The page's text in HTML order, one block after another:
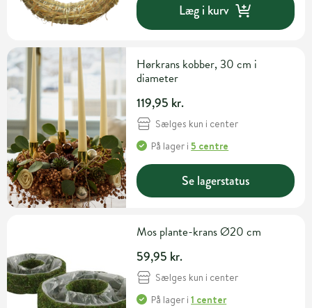
Læg i kurv
Hørkrans kobber, 30 cm i
diameter
119,95 kr.
Sælges kun i center
På lager i5 centre
Se lagerstatus
Mos plante-krans Ø20 cm
59,95 kr.
Sælges kun i center
På lager i1 center